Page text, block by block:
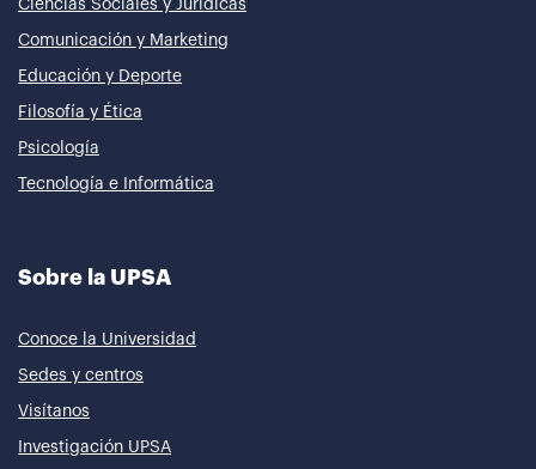
Ciencias Sociales y Jurídicas
Comunicación y Marketing
Educación y Deporte
Filosofía y Ética
Psicología
Tecnología e Informática
Sobre la UPSA
Conoce la Universidad
Sedes y centros
Visítanos
Investigación UPSA